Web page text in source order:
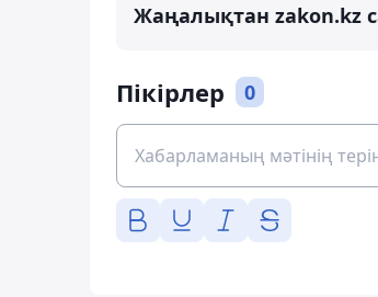
Жаңалықтан zakon.kz
Пікірлер 0